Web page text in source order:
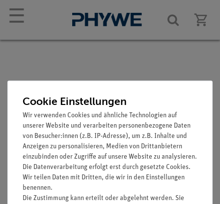
☰
Adapter, BNC-Stecker/4
mm-Buchsenpaar
Artikel-Nr.: 07542-26
Cookie Einstellungen
Wir verwenden Cookies und ähnliche Technologien auf
unserer Website und verarbeiten personenbezogene Daten
von Besucher:innen (z.B. IP-Adresse), um z.B. Inhalte und
Anzeigen zu personalisieren, Medien von Drittanbietern
einzubinden oder Zugriffe auf unsere Website zu analysieren.
Die Datenverarbeitung erfolgt erst durch gesetzte Cookies.
Wir teilen Daten mit Dritten, die wir in den Einstellungen
benennen.
Die Zustimmung kann erteilt oder abgelehnt werden. Sie